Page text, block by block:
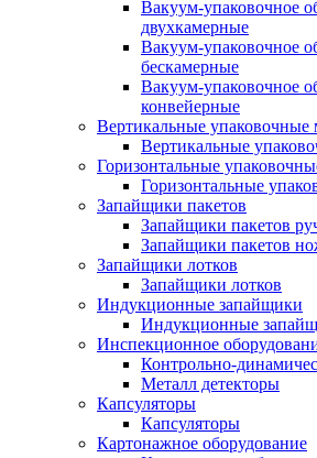
Вакуум-упаковочное
двухкамерные
Вакуум-упаковочное
беcкамерные
Вакуум-упаковочное
конвейерные
Вертикальные
Вертикальные
Горизонтальные
Горизонтальные
Запайщики пакетов
Запайщики пакетов
Запайщики пакетов
Запайщики лотков
Запайщики лотков
Индукционные запайщики
Индукционные
Инспекционное
Контрольно-
Металл детекторы
Капсуляторы
Капсуляторы
Картонажное оборудование